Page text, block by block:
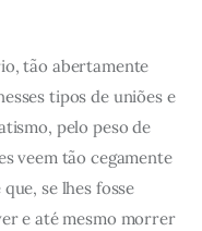
tão abertamente
tipos de uniões e
pelo peso de
veem tão cegamente
se lhes fosse
e até mesmo morrer